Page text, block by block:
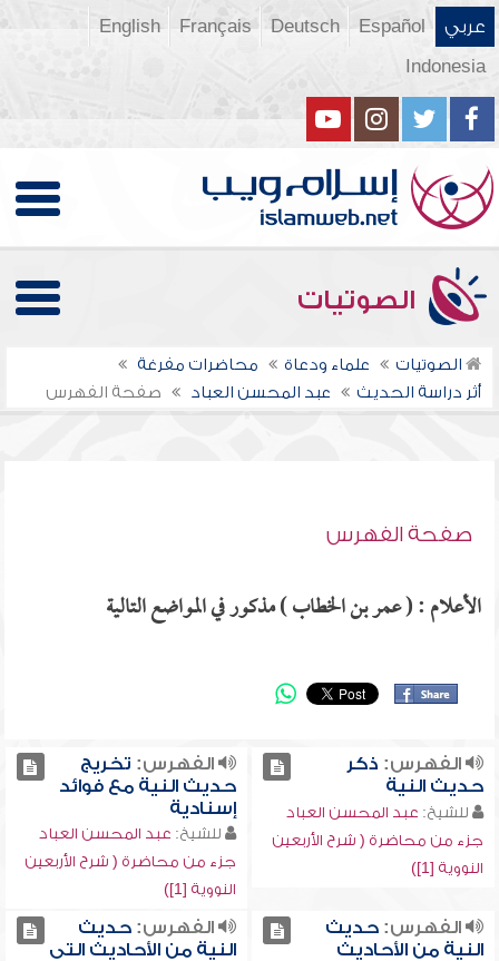
عربي Español
Deutsch
Français
English
Indonesia
الصوتيات
الصوتيات علماء ودعاة
محاضرات مفرغة
أثر دراسة الحديث
عبد المحسن العباد صفحة الفهرس
صفحة الفهرس
الأعلام : ( عمر بن الخطاب ) مذكور في المواضع التالية
الفهرس: ذكر
حديث النية
للشيخ: عبد المحسن العباد
جزء من محاضرة ( شرح الأربعين
النووية [1])
الفهرس: تخريج
حديث النية مع فوائد
إسنادية
للشيخ: عبد المحسن العباد
جزء من محاضرة ( شرح الأربعين
النووية [1])
الفهرس:حديث
النية من الأحاديث
الفهرس:حديث
النية من الأحاديث التي